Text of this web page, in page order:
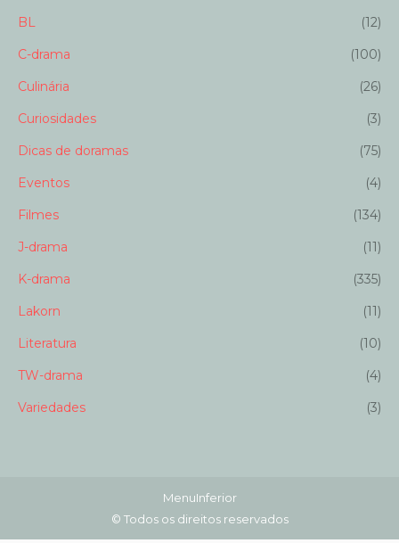
BL
(12)
C-drama
(100)
Culinária
(26)
Curiosidades
(3)
Dicas de doramas
(75)
Eventos
(4)
Filmes
(134)
J-drama
(11)
K-drama
(335)
Lakorn
(11)
Literatura
(10)
TW-drama
(4)
Variedades
(3)
MenuInferior
© Todos os direitos reservados